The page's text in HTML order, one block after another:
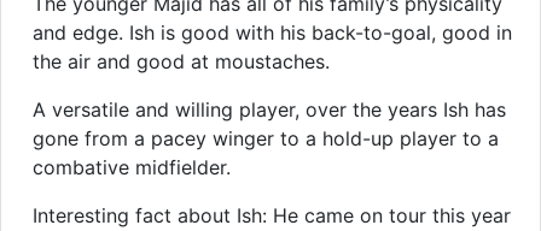
and edge. Ish is good with his back-to-goal, good in
the air and good at moustaches.
A versatile and willing player, over the years Ish has
gone from a pacey winger to a hold-up player to a
combative midfielder.
Interesting fact about Ish: He came on tour this year